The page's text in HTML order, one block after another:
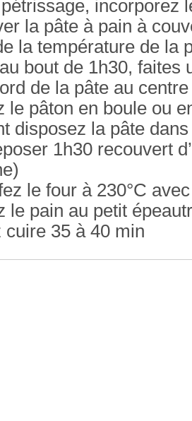
incorporez
la pâte à pain à
la température de la
bout de 1h30, faites
de la pâte au centre
le pâton en boule ou
disposez la pâte
1h30 recouvert
le four à 230°C
le pain au petit
cuire 35 à 40 min